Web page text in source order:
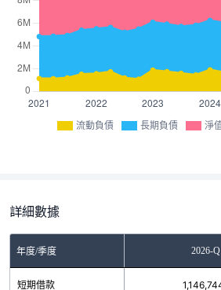
流動負債 長期負債 淨
詳細數據
年度/季度 2026-
短期借款